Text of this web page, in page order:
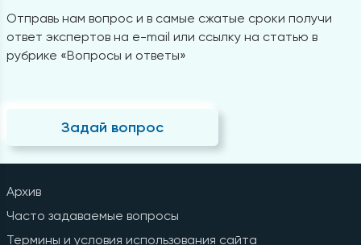
Отправь нам вопрос и в самые сжатые сроки получи
ответ экспертов на e-mail или ссылку на статью в
рубрике «Вопросы и ответы»
Задай вопрос
Архив
Часто задаваемые вопросы
Термины и условия использования сайта